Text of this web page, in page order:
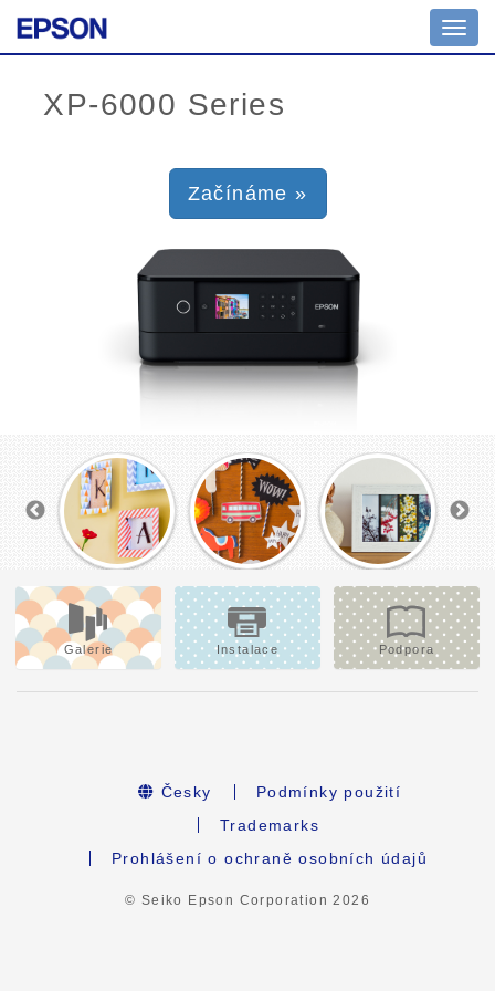
Začínáme »
Galerie Instalace Podpora
Česky
Podmínky použití
Trademarks
Prohlášení o ochraně osobních údajů
© Seiko Epson Corporation2026